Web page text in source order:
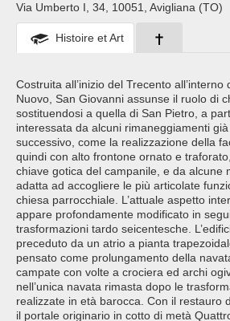
Via Umberto I, 34, 10051, Avigliana (TO)
Histoire et Art
Costruita all’inizio del Trecento all’interno
Nuovo, San Giovanni assunse il ruolo di
sostituendosi a quella di San Pietro, a
interessata da alcuni rimaneggiamenti
successivo, come la realizzazione della
quindi con alto frontone ornato e
chiave gotica del campanile, e da alcune
adatta ad accogliere le più articolate
chiesa parrocchiale. L’attuale aspetto
appare profondamente modificato in
trasformazioni tardo seicentesche.
preceduto da un atrio a pianta
pensato come prolungamento della
campate con volte a crociera ed archi
nell’unica navata rimasta dopo le
realizzate in età barocca. Con il restauro
il portale originario in cotto di metà